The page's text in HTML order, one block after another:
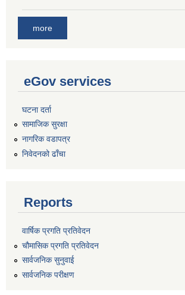
more
eGov services
घटना दर्ता
सामाजिक सुरक्षा
नागरिक वडापत्र
निवेदनको ढाँचा
Reports
वार्षिक प्रगति प्रतिवेदन
चौमासिक प्रगति प्रतिवेदन
सार्वजनिक सुनुवाई
सार्वजनिक परीक्षण